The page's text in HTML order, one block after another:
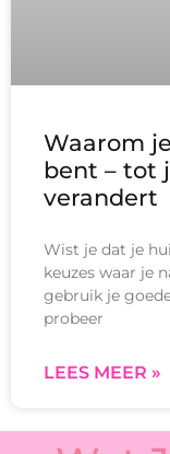
Waarom
bent – tot
verandert
Wist je dat je
keuzes waar je
gebruik je
probeer
LEES MEER »